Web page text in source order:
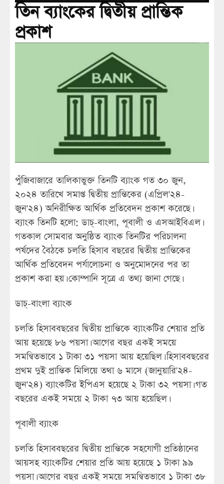
তিন ব্যাংকের দ্বিতীয় প্রান্তিক
প্রকাশ
পুঁজিবাজারে তালিকাভুক্ত তিনটি ব্যাংক গত ৩০ জুন,
২০২৪ তারিখে সমাপ্ত দ্বিতীয় প্রান্তিকের (এপ্রিল'২৪-
জুন'২৪) অনিরীক্ষিত আর্থিক প্রতিবেদন প্রকাশ করেছে।
ব্যাংক তিনটি হলো: ডাচ্-বাংলা, পূবালী ও এসআইবিএল।
গতকাল সোমবার অনুষ্ঠিত ব্যাংক তিনটির পরিচালনা
পর্ষদের বৈঠকে চলতি হিসাব বছরের দ্বিতীয় প্রান্তিকের
আর্থিক প্রতিবেদন পর্যালোচনা ও অনুমোদনের পর তা
প্রকাশ করা হয়। কোম্পানি সূত্রে এ তথ্য জানা গেছে।
ডাচ্-বাংলা ব্যাংক
চলতি হিসাববছরের দ্বিতীয় প্রান্তিকে ব্যাংকটির শেয়ার প্রতি
আয় হয়েছে ৮৬ পয়সা। আগের বছর একই সময়ে
সমন্বিতভাবে ১ টাকা ৩১ পয়সা আয় হয়েছিল। হিসাববছরের
প্রথম দুই প্রান্তিক মিলিয়ে তথা ৬ মাসে (জানুয়ারি'২৪-
জুন'২৪) ব্যাংকটির ইপিএস হয়েছে ২ টাকা ৩২ পয়সা। গত
বছরের একই সময়ে ২ টাকা ৭৩ আয় হয়েছিল।
পূবালী ব্যাংক
চলতি হিসাববছরের দ্বিতীয় প্রান্তিকে সহযোগী প্রতিষ্ঠানের
আয়সহ ব্যাংকটির শেয়ার প্রতি আয় হয়েছে ১ টাকা ৯৯
পয়সা। আগের বছর একই সময়ে সমন্বিতভাবে ১ টাকা ৩৮